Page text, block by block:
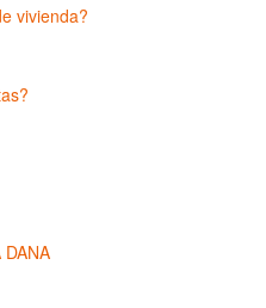
vivienda?
DANA